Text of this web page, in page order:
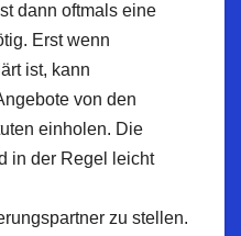
dann oftmals eine
Erst wenn
ist, kann
von den
einholen. Die
in der Regel leicht
zu stellen.